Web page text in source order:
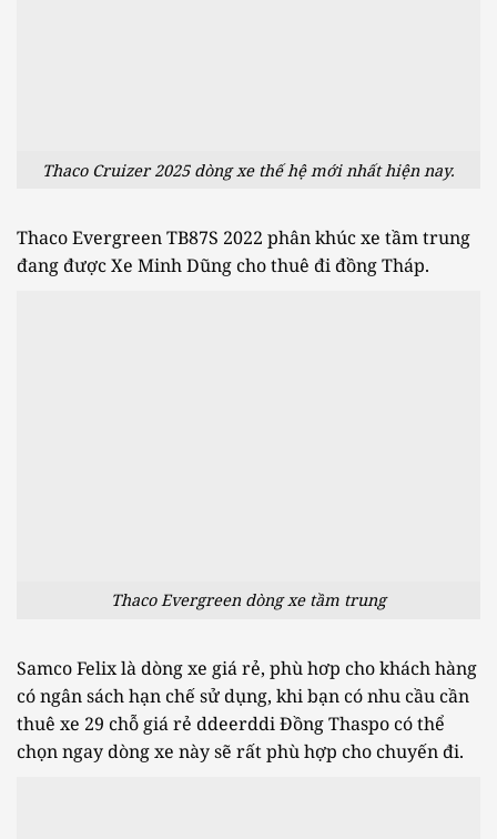
Thaco Cruizer 2025 dòng xe thế hệ mới nhất hiện nay.
Thaco Evergreen TB87S 2022 phân khúc xe tầm trung
đang được Xe Minh Dũng cho thuê đi đồng Tháp.
Thaco Evergreen dòng xe tầm trung
Samco Felix là dòng xe giá rẻ, phù hơp cho khách hàng
có ngân sách hạn chế sử dụng, khi bạn có nhu cầu cần
thuê xe 29 chỗ giá rẻ ddeerddi Đồng Thaspo có thể
chọn ngay dòng xe này sẽ rất phù hợp cho chuyến đi.